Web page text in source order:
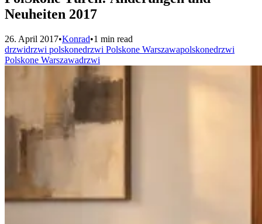
Neuheiten 2017
26. April 2017•Konrad•1 min read
drzwidrzwi polskonedrzwi Polskone Warszawapolskonedrzwi
Polskone Warszawadrzwi